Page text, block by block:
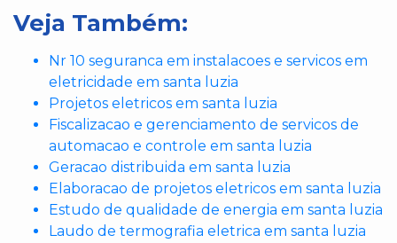
Veja Também:
Nr 10 seguranca em instalacoes e servicos em
eletricidade em santa luzia
Projetos eletricos em santa luzia
Fiscalizacao e gerenciamento de servicos de
automacao e controle em santa luzia
Geracao distribuida em santa luzia
Elaboracao de projetos eletricos em santa luzia
Estudo de qualidade de energia em santa luzia
Laudo de termografia eletrica em santa luzia